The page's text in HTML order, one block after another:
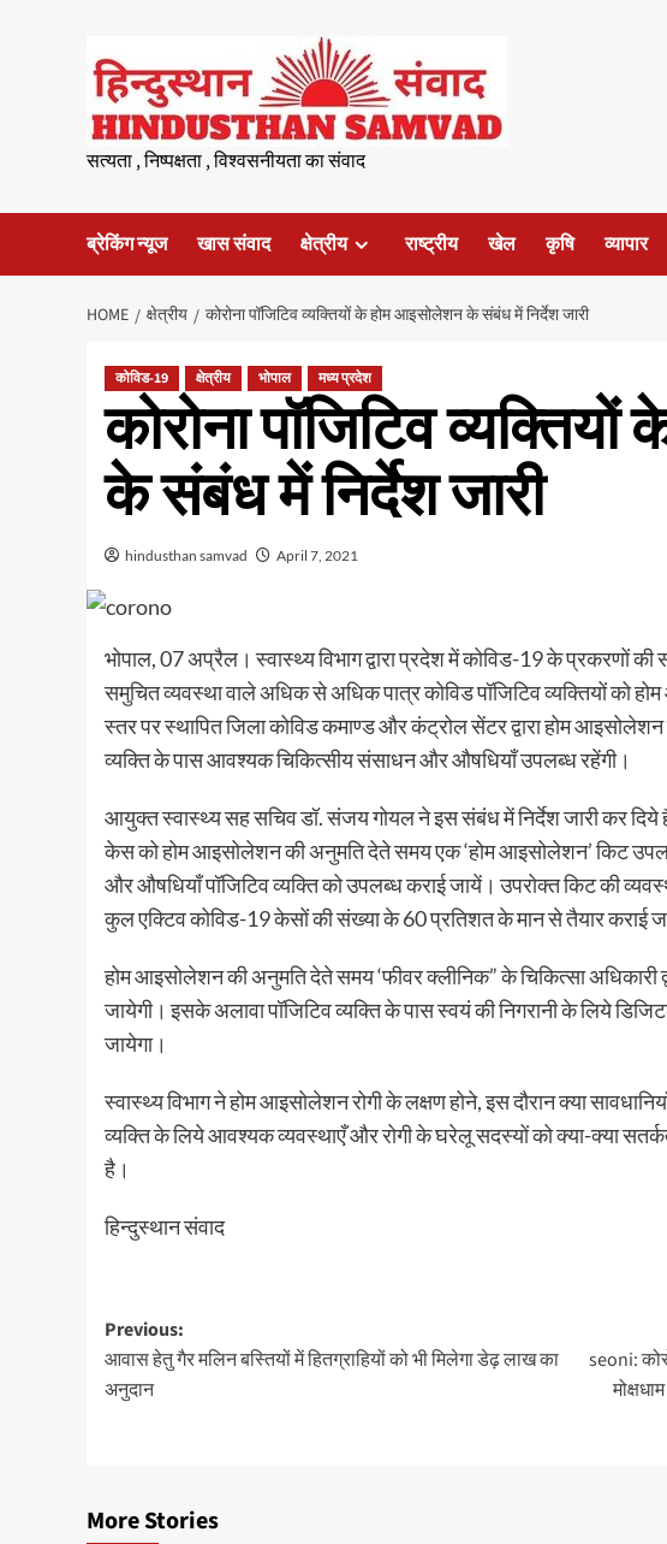
सत्यता , निष्पक्षता , विश्वसनीयता का संवाद
ब्रेकिंग न्यूज खास संवाद क्षेत्रीय राष्ट्रीय खेल कृषि व्यापार
HOME क्षेत्रीय कोरोना पॉजिटिव व्यक्तियों के होम आइसोलेशन के संबंध में निर्देश जारी
कोविड-19 क्षेत्रीय भोपाल मध्य प्रदेश
कोरोना पॉजिटिव
के संबंध में निर्देश जारी
hindusthan samvad April 7, 2021
भोपाल, 07 अप्रैल। स्वास्थ्य विभाग द्वारा प्रदेश में कोविड-19 के प्रकरणों
समुचित व्यवस्था वाले अधिक से अधिक पात्र कोविड पॉजिटिव व्यक्तियों को
स्तर पर स्थापित जिला कोविड कमाण्ड और कंट्रोल सेंटर द्वारा होम आइसोलेशन
व्यक्ति के पास आवश्यक चिकित्सीय संसाधन और औषधियाँ उपलब्ध रहेंगी।
आयुक्त स्वास्थ्य सह सचिव डॉ. संजय गोयल ने इस संबंध में निर्देश जारी कर दिये
केस को होम आइसोलेशन की अनुमति देते समय एक ‘होम आइसोलेशन’ किट
और औषधियाँ पॉजिटिव व्यक्ति को उपलब्ध कराई जायें। उपरोक्त किट की
कुल एक्टिव कोविड-19 केसों की संख्या के 60 प्रतिशत के मान से तैयार कराई
होम आइसोलेशन की अनुमति देते समय ‘फीवर क्लीनिक” के चिकित्सा अधिकारी
जायेगी। इसके अलावा पॉजिटिव व्यक्ति के पास स्वयं की निगरानी के लिये
जायेगा।
स्वास्थ्य विभाग ने होम आइसोलेशन रोगी के लक्षण होने, इस दौरान क्या
व्यक्ति के लिये आवश्यक व्यवस्थाएँ और रोगी के घरेलू सदस्यों को क्या-क्या
है।
हिन्दुस्थान संवाद
Post
navigation
Previous:
आवास हेतु गैर मलिन बस्तियों में हितग्राहियों को भी मिलेगा डेढ़ लाख का
अनुदान
seoni:
More Stories